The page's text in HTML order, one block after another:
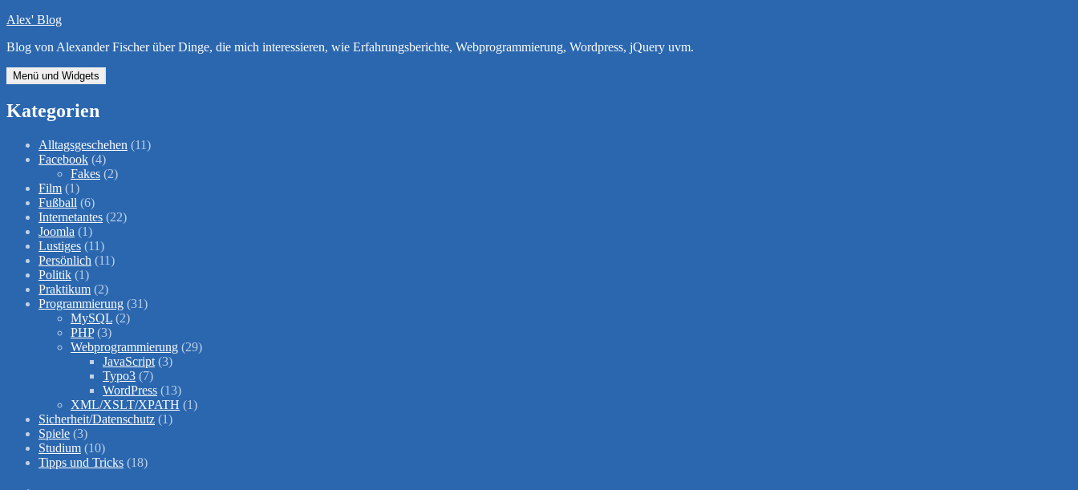
Zum
springen
Alex' Blog
Blog von Alexander Fischer über Dinge, die mich interessieren, wie Erfahrungsberichte, Webprogrammierung, Wordpress, jQuery uvm.
Menü und Widgets
Kategorien
Alltagsgeschehen (11)
Facebook (4)
Fakes (2)
Film (1)
Fußball (6)
Internetantes (22)
Joomla (1)
Lustiges (11)
Persönlich (11)
Politik (1)
Praktikum (2)
Programmierung (31)
MySQL (2)
PHP(3)
Webprogrammierung (29)
JavaScript (3)
Typo3 (7)
WordPress (13)
XML/XSLT/XPATH (1)
Sicherheit/Datenschutz (1)
Spiele (3)
Studium (10)
Tipps und Tricks (18)